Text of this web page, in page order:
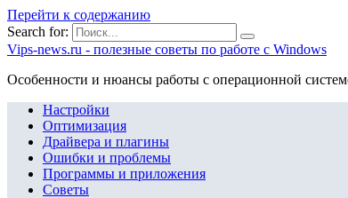
Перейти к содержанию
Search for:
Vips-news.ru - полезные советы по работе с Windows
Особенности и нюансы работы с операционной
Настройки
Оптимизация
Драйвера и плагины
Ошибки и проблемы
Программы и приложения
Советы